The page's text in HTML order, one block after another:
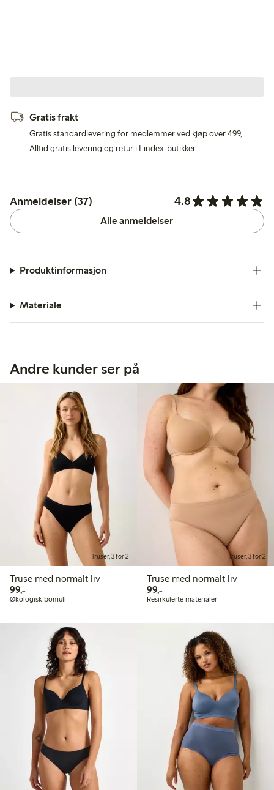
Gratis frakt
Gratis standardlevering for medlemmer ved kjøp over 499,-.
Alltid gratis levering og retur i Lindex-butikker.
Anmeldelser (37) 4.8
Alle anmeldelser
Produktinformasjon
Materiale
Andre kunder ser på
Truser, 3 for 2
Truse med normalt liv
99,-99,00 kr
Økologisk bomull
Truser, 3 for 2
Truse med normalt liv
99,-99,00 kr
Resirkulerte materialer